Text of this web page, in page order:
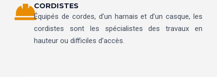
CORDISTES
Équipés de cordes, d’un harnais et d’un casque, les
cordistes sont les spécialistes des travaux en
hauteur ou difficiles d’accès.